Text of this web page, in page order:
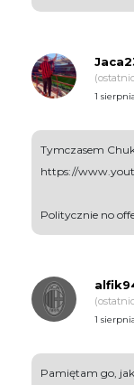
1
Tymczasem
https://
Politycznie no
1
Pamiętam go, jak